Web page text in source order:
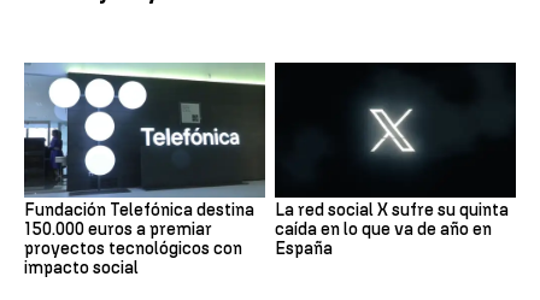
Fundación Telefónica destina
150.000 euros a premiar
proyectos tecnológicos con
impacto social
La red social X sufre su quinta
caída en lo que va de año en
España